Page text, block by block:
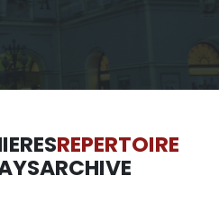
REPERTOIRE
ARCHIVE